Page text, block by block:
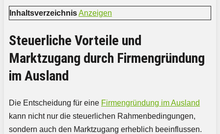
InhaltsverzeichnisAnzeigen
Steuerliche Vorteile und
Marktzugang durch Firmengründung
im Ausland
Die Entscheidung für eine Firmengründung im Ausland
kann nicht nur die steuerlichen Rahmenbedingungen,
sondern auch den Marktzugang erheblich beeinflussen.